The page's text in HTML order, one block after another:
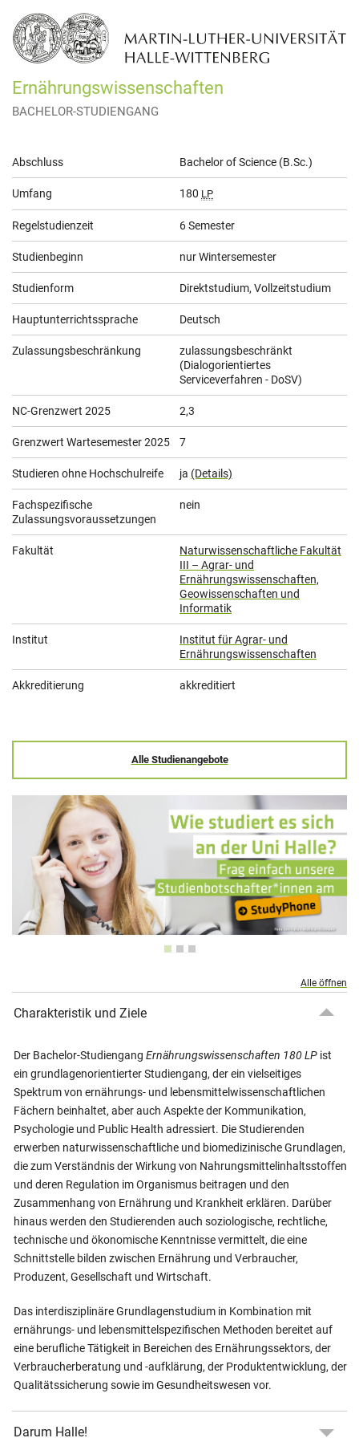
Ernährungswissenschaften
BACHELOR-STUDIENGANG
Allgemeine
Informationen
Abschluss Bachelor of Science (B.Sc.)
Umfang 180 LP
Regelstudienzeit 6 Semester
Studienbeginn nur Wintersemester
Studienform Direktstudium, Vollzeitstudium
Hauptunterrichtssprache Deutsch
Zulassungsbeschränkung
zulassungsbeschränkt
(Dialogorientiertes
Serviceverfahren - DoSV)
NC-Grenzwert 2025 2,3
Grenzwert Wartesemester 2025 7
Studieren ohne Hochschulreife ja (Details)
Fachspezifische
Zulassungsvoraussetzungen
nein
Fakultät
Naturwissenschaftliche Fakultät
III – Agrar- und
Ernährungswissenschaften,
Geowissenschaften und
Informatik
Institut
Institut für Agrar- und
Ernährungswissenschaften
Akkreditierung akkreditiert
Alle Studienangebote
Alle öffnen
Charakteristik und Ziele
Der Bachelor-Studiengang Ernährungswissenschaften 180 LP ist
ein grundlagenorientierter Studiengang, der ein vielseitiges
Spektrum von ernährungs- und lebensmittelwissenschaftlichen
Fächern beinhaltet, aber auch Aspekte der Kommunikation,
Psychologie und Public Health adressiert. Die Studierenden
erwerben naturwissenschaftliche und biomedizinische Grundlagen,
die zum Verständnis der Wirkung von Nahrungsmittelinhaltsstoffen
und deren Regulation im Organismus beitragen und den
Zusammenhang von Ernährung und Krankheit erklären. Darüber
hinaus werden den Studierenden auch soziologische, rechtliche,
technische und ökonomische Kenntnisse vermittelt, die eine
Schnittstelle bilden zwischen Ernährung und Verbraucher,
Produzent, Gesellschaft und Wirtschaft.
Das interdisziplinäre Grundlagenstudium in Kombination mit
ernährungs- und lebensmittelspezifischen Methoden bereitet auf
eine berufliche Tätigkeit in Bereichen des Ernährungssektors, der
Verbraucherberatung und -aufklärung, der Produktentwicklung, der
Qualitätssicherung sowie im Gesundheitswesen vor.
Darum Halle!